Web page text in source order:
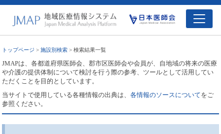
トップページ >施設別検索 > 検索結果一覧
JMAPは、各都道府県医師会、郡市区医師会や会員が、自地域の将来の医療
や介護の提供体制について検討を行う際の参考、ツールとして活用してい
ただくことを目的としています。
当サイトで使用している各種情報の出典は、各情報のソースについてをご
参照ください。